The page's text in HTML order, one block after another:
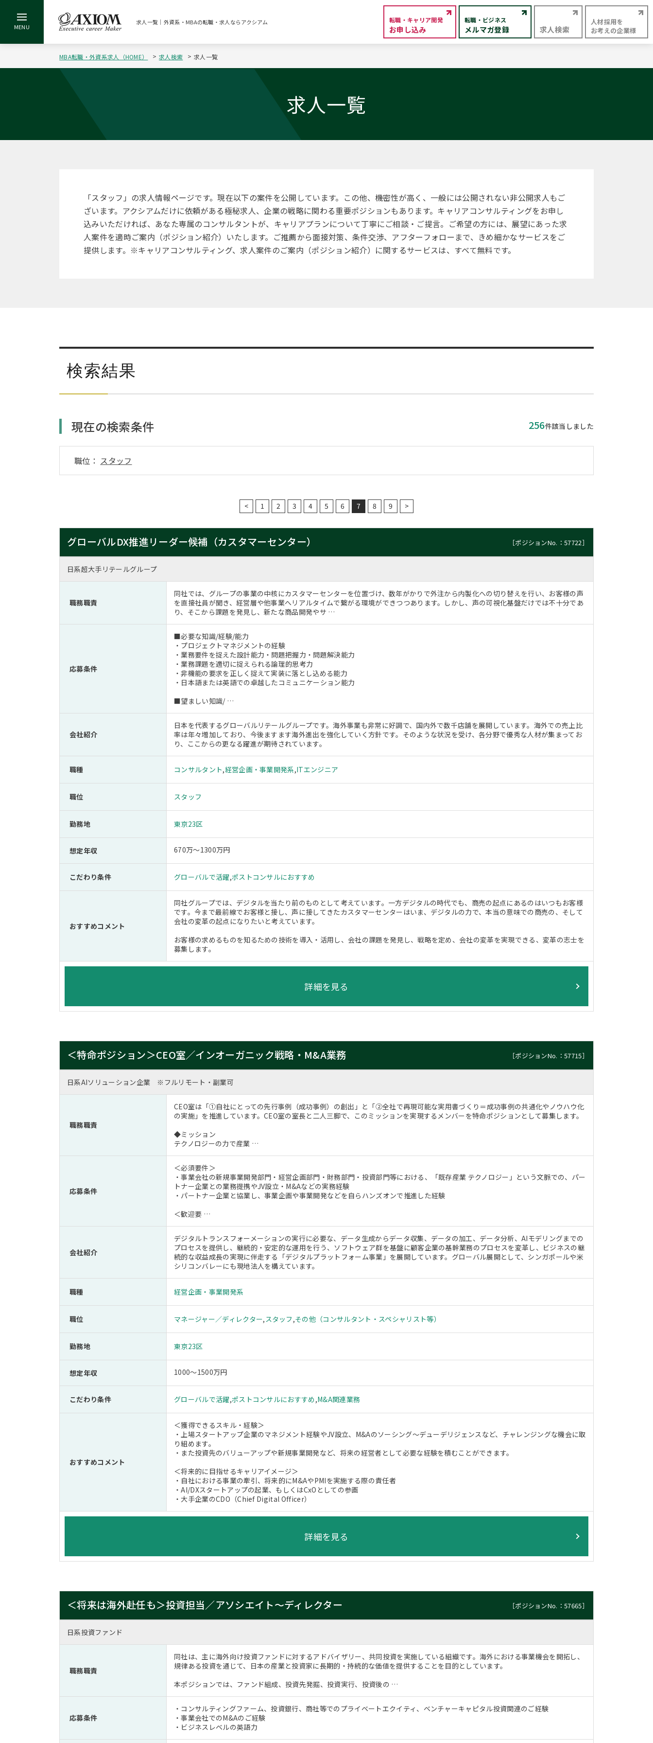
求人一覧｜外資系・MBAの転職・求人ならアクシアム 転職・キャリア開発
お申し込み
転職・ビジネス
メルマガ登録 求人検索
人材採用を
お考えの企業様
MBA転職・外資系求人（HOME） 求人検索 求人一覧
求人一覧
「スタッフ」の求人情報ページです。現在以下の案件を公開しています。この他、機密性が高く、一般には公開されない非公開求人もご
ざいます。アクシアムだけに依頼がある極秘求人、企業の戦略に関わる重要ポジションもあります。キャリアコンサルティングをお申し
込みいただければ、あなた専属のコンサルタントが、キャリアプランについて丁寧にご相談・ご提言。ご希望の方には、展望にあった求
人案件を適時ご案内（ポジション紹介）いたします。ご推薦から面接対策、条件交渉、アフターフォローまで、きめ細かなサービスをご
提供します。※キャリアコンサルティング、求人案件のご案内（ポジション紹介）に関するサービスは、すべて無料です。
検索結果
現在の検索条件 256件該当しました
職位： スタッフ
< 1 2 3 4 5 6 7 8 9 >
グローバルDX推進リーダー候補（カスタマーセンター） ［ポジションNo.：57722］
日系超大手リテールグループ
職務職責
同社では、グループの事業の中核にカスタマーセンターを位置づけ、数年がかりで外注から内製化への切り替えを行い、お客様の声
を直接社員が聞き、経営層や他事業へリアルタイムで繋がる環境ができつつあります。しかし、声の可視化基盤だけでは不十分であ
り、そこから課題を発見し、新たな商品開発やサ …
応募条件
■必要な知識/経験/能力
・プロジェクトマネジメントの経験
・業務要件を捉えた設計能力・問題把握力・問題解決能力
・業務課題を適切に捉えられる論理的思考力
・非機能の要求を正しく捉えて実装に落とし込める能力
・日本語または英語での卓越したコミュニケーション能力
■望ましい知識/ …
会社紹介
日本を代表するグローバルリテールグループです。海外事業も非常に好調で、国内外で数千店舗を展開しています。海外での売上比
率は年々増加しており、今後ますます海外進出を強化していく方針です。そのような状況を受け、各分野で優秀な人材が集まってお
り、ここからの更なる躍進が期待されています。
職種 コンサルタント,経営企画・事業開発系,ITエンジニア
職位 スタッフ
勤務地 東京23区
想定年収 670万～1300万円
こだわり条件 グローバルで活躍,ポストコンサルにおすすめ
おすすめコメント
同社グループでは、デジタルを当たり前のものとして考えています。一方デジタルの時代でも、商売の起点にあるのはいつもお客様
です。今まで最前線でお客様と接し、声に接してきたカスタマーセンターはいま、デジタルの力で、本当の意味での商売の、そして
会社の変革の起点になりたいと考えています。
お客様の求めるものを知るための技術を導入・活用し、会社の課題を発見し、戦略を定め、会社の変革を実現できる、変革の志士を
募集します。
詳細を見る
＜特命ポジション＞CEO室／インオーガニック戦略・M&A業務 ［ポジションNo.：57715］
日系AIソリューション企業 ※フルリモート・副業可
職務職責
CEO室は「①自社にとっての先行事例（成功事例）の創出」と「②全社で再現可能な実用書づくり＝成功事例の共通化やノウハウ化
の実施」を推進しています。CEO室の室長と二人三脚で、このミッションを実現するメンバーを特命ポジションとして募集します。
◆ミッション
テクノロジーの力で産業 …
応募条件
＜必須要件＞
・事業会社の新規事業開発部門・経営企画部門・財務部門・投資部門等における、「既存産業 テクノロジー」という文脈での、パー
トナー企業との業務提携やJV設立・M&Aなどの実務経験
・パートナー企業と協業し、事業企画や事業開発などを自らハンズオンで推進した経験
＜歓迎要 …
会社紹介
デジタルトランスフォーメーションの実行に必要な、データ生成からデータ収集、データの加工、データ分析、AIモデリングまでの
プロセスを提供し、継続的・安定的な運用を行う、ソフトウェア群を基盤に顧客企業の基幹業務のプロセスを変革し、ビジネスの継
続的な収益成長の実現に伴走する「デジタルプラットフォーム事業」を展開しています。グローバル展開として、シンガポールや米
シリコンバレーにも現地法人を構えています。
職種 経営企画・事業開発系
職位 マネージャー／ディレクター,スタッフ ,その他（コンサルタント・スペシャリスト等）
勤務地 東京23区
想定年収 1000～1500万円
こだわり条件 グローバルで活躍,ポストコンサルにおすすめ ,M&A関連業務
おすすめコメント
＜獲得できるスキル・経験＞
・上場スタートアップ企業のマネジメント経験やJV設立、M&Aのソーシング～デューデリジェンスなど、チャレンジングな機会に取
り組めます。
・また投資先のバリューアップや新規事業開発など、将来の経営者として必要な経験を積むことができます。
＜将来的に目指せるキャリアイメージ＞
・自社における事業の牽引、将来的にM&AやPMIを実施する際の責任者
・AI/DXスタートアップの起業、もしくはCxOとしての参画
・大手企業のCDO（Chief Digital Officer）
詳細を見る
＜将来は海外赴任も＞投資担当／アソシエイト～ディレクター ［ポジションNo.：57665］
日系投資ファンド
職務職責
同社は、主に海外向け投資ファンドに対するアドバイザリー、共同投資を実施している組織です。海外における事業機会を開拓し、
規律ある投資を通じて、日本の産業と投資家に長期的・持続的な価値を提供することを目的としています。
本ポジションでは、ファンド組成、投資先発掘、投資実行、投資後の …
応募条件
・コンサルティングファーム、投資銀行、商社等でのプライベートエクイティ、ベンチャーキャピタル投資関連のご経験
・事業会社でのM&Aのご経験
・ビジネスレベルの英語力